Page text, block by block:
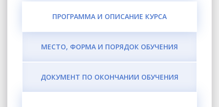
ПРОГРАММА И ОПИСАНИЕ КУРСА
МЕСТО, ФОРМА И ПОРЯДОК ОБУЧЕНИЯ
ДОКУМЕНТ ПО ОКОНЧАНИИ ОБУЧЕНИЯ